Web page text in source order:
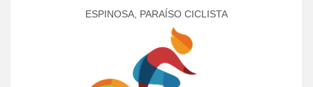
ESPINOSA, PARAÍSO CICLISTA